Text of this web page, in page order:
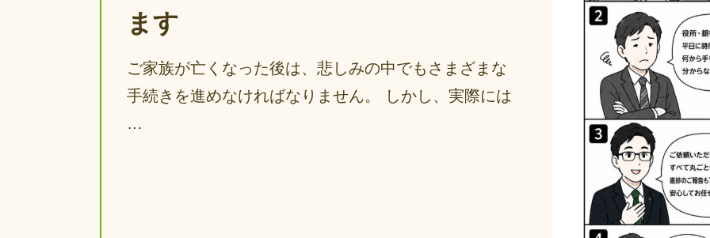
ます
ご家族が亡くなった後は、悲しみの中でもさまざまな
手続きを進めなければなりません。 しかし、実際には
…